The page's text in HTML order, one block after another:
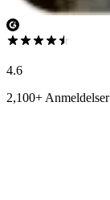
4.6
2,100+ Anmeldelser